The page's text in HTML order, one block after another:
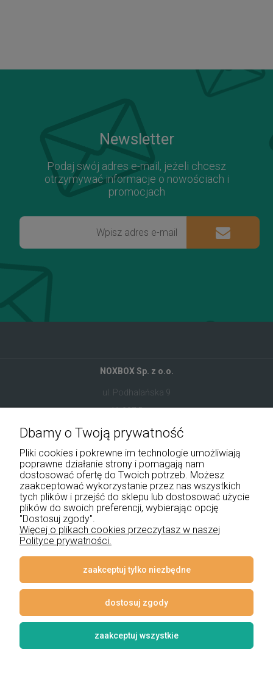
Newsletter
Podaj swój adres e-mail, jeżeli chcesz
otrzymywać informacje o nowościach i
promocjach
NOXBOX Sp. z o.o.
ul. Podhalańska 9
41-907 Bytom
+48 534 555 344
sklep@noxbox.pl
Pomoc
Płatności i dostawa
Informacje
Dbamy o Twoją prywatność
Pliki cookies i pokrewne im technologie umożliwiają
poprawne działanie strony i pomagają nam
dostosować ofertę do Twoich potrzeb. Możesz
zaakceptować wykorzystanie przez nas wszystkich
tych plików i przejść do sklepu lub dostosować użycie
plików do swoich preferencji, wybierając opcję
"Dostosuj zgody".
Więcej o plikach cookies przeczytasz w naszej
Polityce prywatności.
zaakceptuj tylko niezbędne
dostosuj zgody
zaakceptuj wszystkie